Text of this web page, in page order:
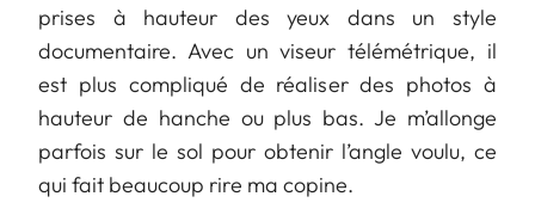
prises à hauteur des yeux dans un style
documentaire. Avec un viseur télémétrique, il
est plus compliqué de réaliser des photos à
hauteur de hanche ou plus bas. Je m’allonge
parfois sur le sol pour obtenir l’angle voulu, ce
qui fait beaucoup rire ma copine.